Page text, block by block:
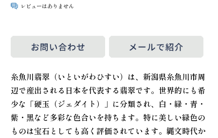
レビューはありません
糸魚川翡翠（いといがわひすい）は、新潟県糸魚川市周
辺で産出される日本を代表する翡翠です。世界的にも希
少な「硬玉（ジェダイト）」に分類され、白・緑・青・
紫・黒など多彩な色合いを持ちます。特に美しい緑色の
ものは宝石としても高く評価されています。縄文時代か